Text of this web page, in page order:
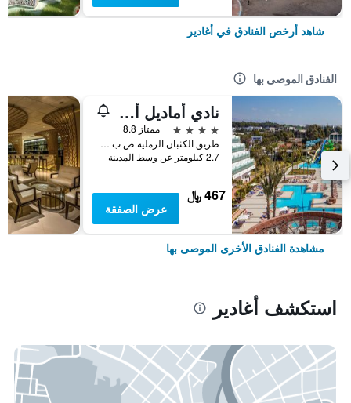
شاهد أرخص الفنادق في أغادير
الفنادق الموصى بها
نادي أماديل أوشن
4 نجوم
ممتاز 8.8
طريق الكثبان الرملية ص ب 320, أغادير, المغرب
2.7 كيلومتر عن وسط المدينة
467 ﷼
عرض الصفقة
مشاهدة الفنادق الأخرى الموصى بها
استكشف أغادير